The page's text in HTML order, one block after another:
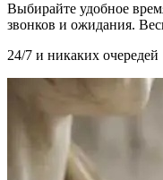
Выбирайте удобное
звонков и ожидания.
24/7 и никаких очередей